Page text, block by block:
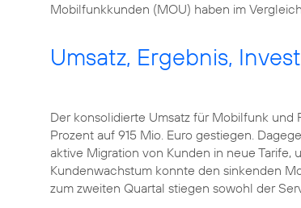
Mobilfunkkunden (MOU) haben im
Umsatz, Ergebnis,
Der konsolidierte Umsatz für Mobilfunk und
Prozent auf 915 Mio. Euro gestiegen.
aktive Migration von Kunden in neue Tarife,
Kundenwachstum konnte den sinkenden
zum zweiten Quartal stiegen sowohl der